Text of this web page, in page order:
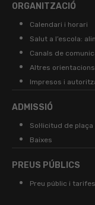
ORGANITZACIÓ
Calendari i horari
Salut a l’escola:
Canals de
Altres orientacions
Impresos i
ADMISSIÓ
Sol·licitud de
Baixes
PREUS PÚBLICS
Preu públic i tarifes